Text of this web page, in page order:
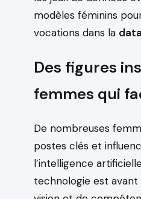
modèles féminins
vocations dans la
Des figures
femmes qui
De nombreuses
postes clés et
l’intelligence
technologie est